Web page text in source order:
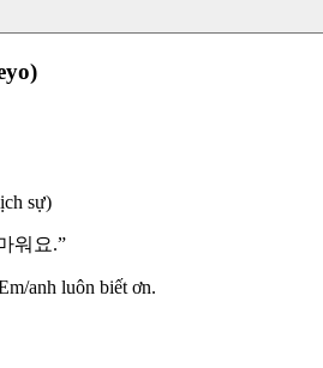
sự)
워요.”
anh luôn biết ơn.